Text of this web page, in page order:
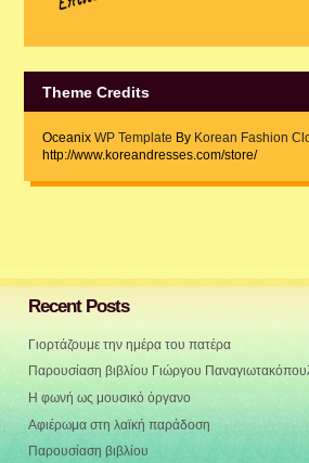
Theme Credits
Oceanix WP Template By Korean Fashion
http://www.koreandresses.com/store/
Recent Posts
Γιορτάζουμε την ημέρα του πατέρα
Παρουσίαση βιβλίου Γιώργου
Η φωνή ως μουσικό όργανο
Αφιέρωμα στη λαϊκή παράδοση
Παρουσίαση βιβλίου